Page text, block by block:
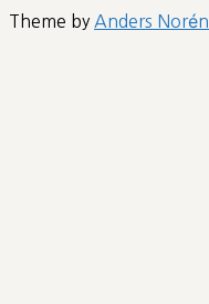
Theme by Anders Norén